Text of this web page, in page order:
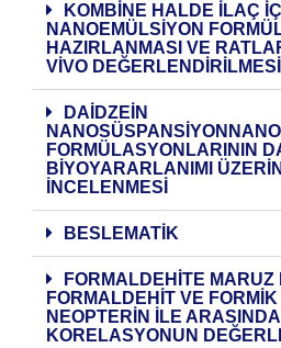
KOMBINE HALDE İLAÇ
NANOEMÜLSIYON
HAZIRLANMASI VE
VIVO DEĞERLENDIRILMESI
DAIDZEIN
FORMÜLASYONLARININ
BIYOYARARLANIMI
INCELENMESI
BESLEMATIK
FORMALDEHITE
FORMALDEHIT VE
NEOPTERIN ILE
KORELASYONUN